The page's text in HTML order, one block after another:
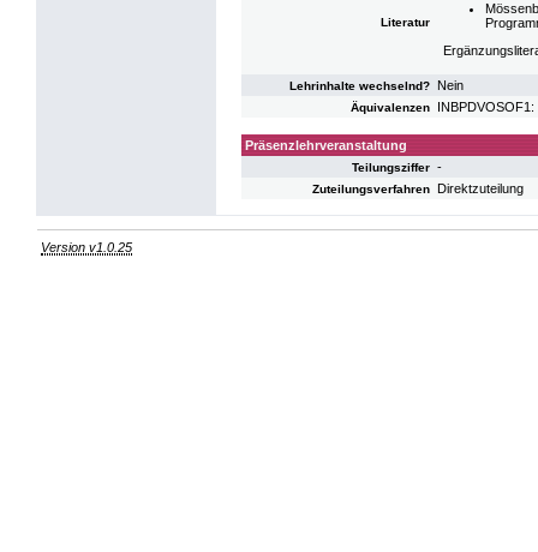
Literatur
Lehrinhalte wechselnd? Nein
Äquivalenzen
Präsenzlehrveranstaltung
Teilungsziffer -
Zuteilungsverfahren Direktzuteilung
Version v1.0.25